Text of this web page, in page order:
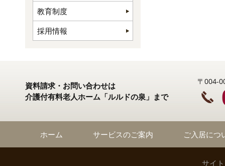
教育制度
採用情報
資料請求・お問い合わせは
介護付有料老人ホーム「ルルドの泉」まで
〒004-
ホーム サービスのご案内 ご入居につ
サイ